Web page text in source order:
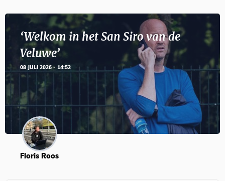
‘Welkom in het San Siro van de
Veluwe’
08 JULI 2026 - 14:52
Floris Roos